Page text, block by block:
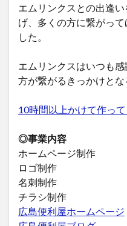
エムリンクスとの出逢
げ、多くの方に繋がっ
した。
エムリンクスはいつも
方が繋がるきっかけとな
10時間以上かけて作っ
◎事業内容
ホームページ制作
ロゴ制作
名刺制作
チラシ制作
広島便利屋ホームページ